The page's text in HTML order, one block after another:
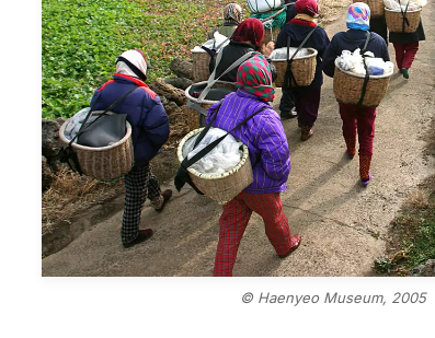
© Haenyeo Museum, 2005